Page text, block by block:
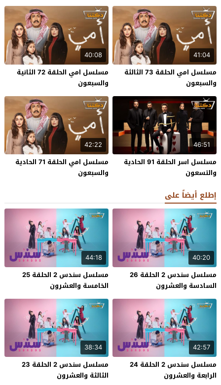
41:04
مسلسل امي الحلقة 73 الثالثة
والسبعون
40:08
مسلسل امي الحلقة 72 الثانية
والسبعون
46:51
مسلسل اسر الحلقة 91 الحادية
والتسعون
42:22
مسلسل امي الحلقة 71 الحادية
والسبعون
إطلع أيضاً على
40:20
مسلسل سندس 2 الحلقة 26
السادسة والعشرون
44:18
مسلسل سندس 2 الحلقة 25
الخامسة والعشرون
42:57
مسلسل سندس 2 الحلقة 24
الرابعة والعشرون
38:34
مسلسل سندس 2 الحلقة 23
الثالثة والعشرون